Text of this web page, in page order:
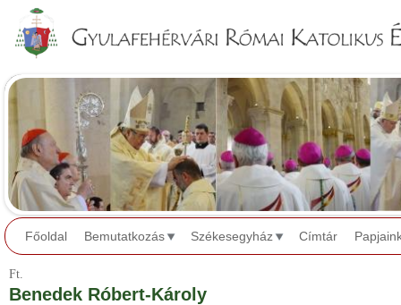
Főoldal Bemutatkozás Székesegyház Címtár
Ft.
Benedek Róbert-Károly